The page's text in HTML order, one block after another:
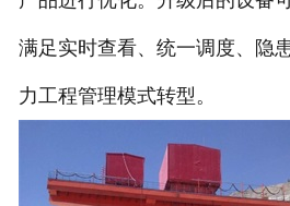
满足实时查看、统一调度、隐
力工程管理模式转型。